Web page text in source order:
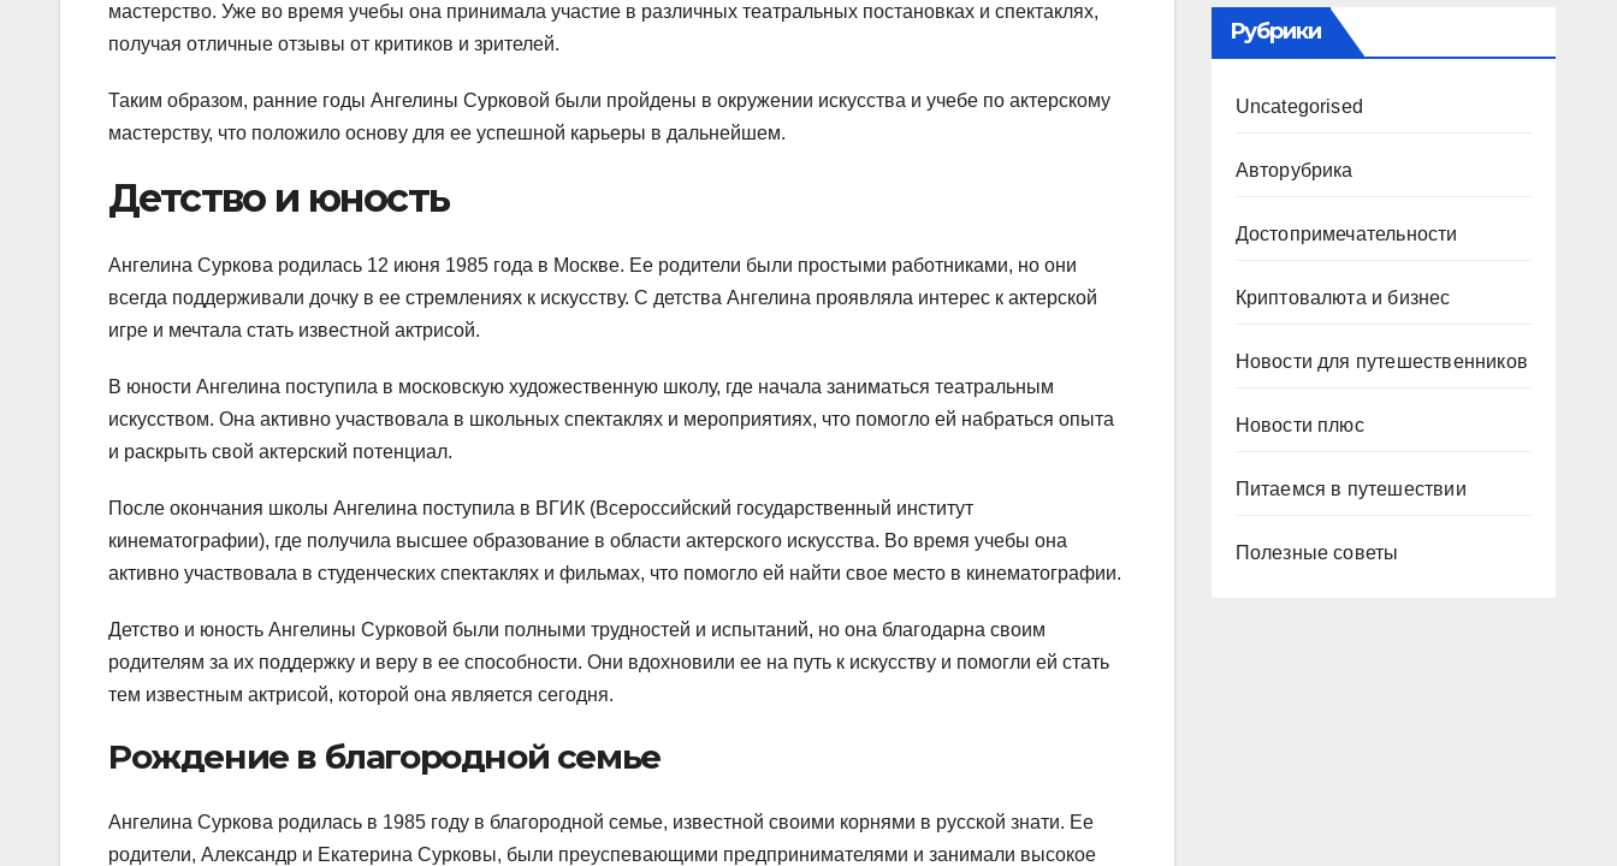
мастерство. Уже во время учебы она принимала участие в различных театральных постановках и спектаклях,
получая отличные отзывы от критиков и зрителей.
Таким образом, ранние годы Ангелины Сурковой были пройдены в окружении искусства и учебе по актерскому
мастерству, что положило основу для ее успешной карьеры в дальнейшем.
Детство и юность
Ангелина Суркова родилась 12 июня 1985 года в Москве. Ее родители были простыми работниками, но они
всегда поддерживали дочку в ее стремлениях к искусству. С детства Ангелина проявляла интерес к актерской
игре и мечтала стать известной актрисой.
В юности Ангелина поступила в московскую художественную школу, где начала заниматься театральным
искусством. Она активно участвовала в школьных спектаклях и мероприятиях, что помогло ей набраться опыта
и раскрыть свой актерский потенциал.
После окончания школы Ангелина поступила в ВГИК (Всероссийский государственный институт
кинематографии), где получила высшее образование в области актерского искусства. Во время учебы она
активно участвовала в студенческих спектаклях и фильмах, что помогло ей найти свое место в кинематографии.
Детство и юность Ангелины Сурковой были полными трудностей и испытаний, но она благодарна своим
родителям за их поддержку и веру в ее способности. Они вдохновили ее на путь к искусству и помогли ей стать
тем известным актрисой, которой она является сегодня.
Рождение в благородной семье
Ангелина Суркова родилась в 1985 году в благородной семье, известной своими корнями в русской знати. Ее
родители, Александр и Екатерина Сурковы, были преуспевающими предпринимателями и занимали высокое
Рубрики
Uncategorised
Авторубрика
Достопримечательности
Криптовалюта и бизнес
Новости для путешественников
Новости плюс
Питаемся в путешествии
Полезные советы